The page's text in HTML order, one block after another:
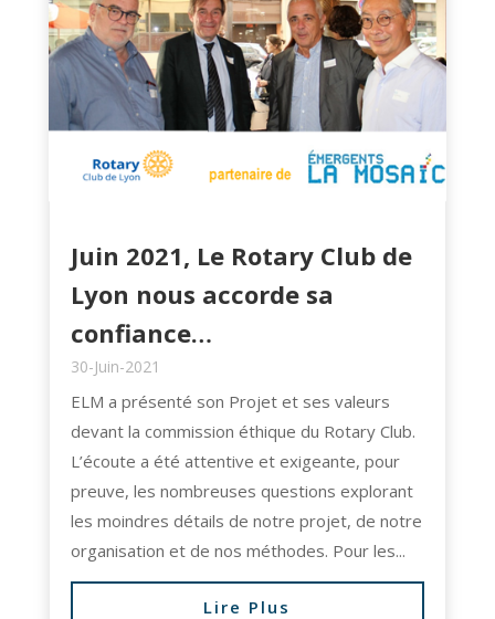
Juin 2021, Le Rotary Club de
Lyon nous accorde sa
confiance…
30-Juin-2021
ELM a présenté son Projet et ses valeurs
devant la commission éthique du Rotary Club.
L’écoute a été attentive et exigeante, pour
preuve, les nombreuses questions explorant
les moindres détails de notre projet, de notre
organisation et de nos méthodes. Pour les...
Lire Plus